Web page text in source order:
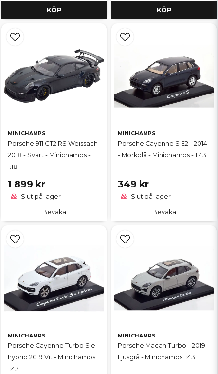
KÖP KÖP
MINICHAMPS
Porsche 911 GT2 RS Weissach
2018 - Svart - Minichamps -
1:18
1 899 kr
Slut på lager
Bevaka
MINICHAMPS
Porsche Cayenne S E2 - 2014
- Mörkblå - Minichamps - 1:43
349 kr
Slut på lager
Bevaka
MINICHAMPS
Porsche Cayenne Turbo S e-
hybrid 2019 Vit - Minichamps
1:43
MINICHAMPS
Porsche Macan Turbo - 2019 -
Ljusgrå - Minichamps 1:43